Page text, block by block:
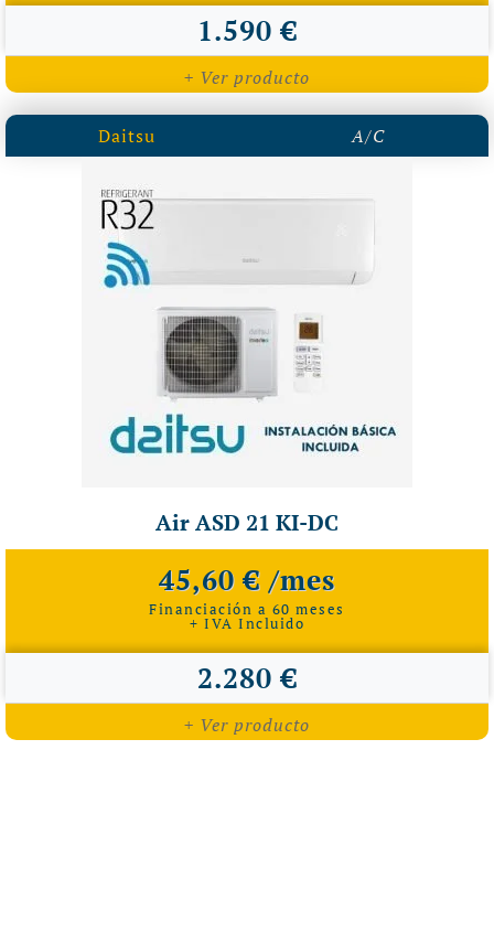
1.590 €
+ Ver producto
Daitsu A/C
Air ASD 21 KI-DC
45,60 € /mes
Financiación a 60 meses
+ IVA Incluido
2.280 €
+ Ver producto